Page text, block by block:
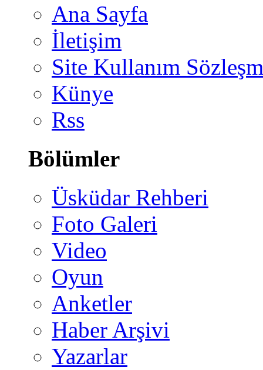
Ana Sayfa
İletişim
Site Kullanım
Künye
Rss
Bölümler
Üsküdar Rehberi
Foto Galeri
Video
Oyun
Anketler
Haber Arşivi
Yazarlar